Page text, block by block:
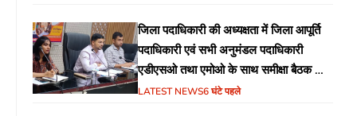
जिला पदाधिकारी की अध्यक्षता में जिला आपूर्ति
पदाधिकारी एवं सभी अनुमंडल पदाधिकारी
एडीएसओ तथा एमोओ के साथ समीक्षा बैठक का
आयोजन
LATEST NEWS6 घंटे पहले